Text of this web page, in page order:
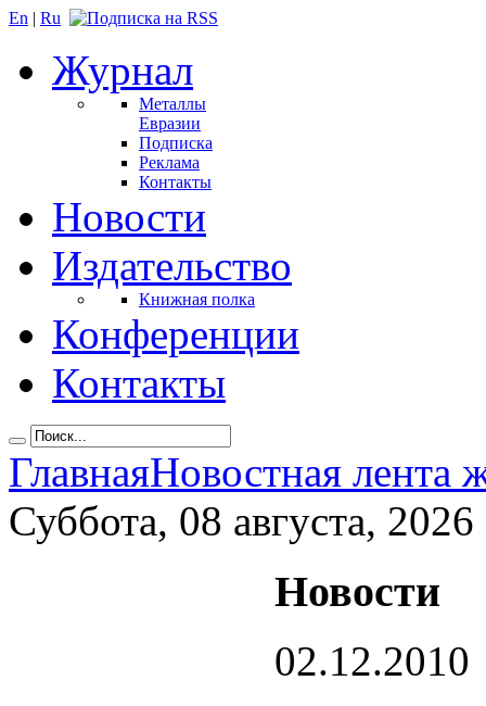
En | Ru
Журнал
Металлы
Евразии
Подписка
Реклама
Контакты
Новости
Издательство
Книжная полка
Конференции
Контакты
ГлавнаяНовостная лента
Суббота, 08 августа, 2026
Новости
02.12.2010